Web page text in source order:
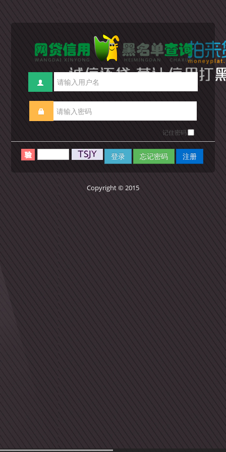
记住密码
注册
忘记密码
登录
Copyright © 2015